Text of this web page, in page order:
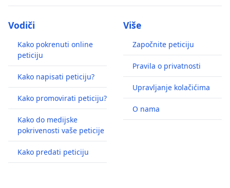
Vodiči
Kako pokrenuti online
peticiju
Kako napisati peticiju?
Kako promovirati peticiju?
Kako do medijske
pokrivenosti vaše peticije
Kako predati peticiju
Više
Započnite peticiju
Pravila o privatnosti
Upravljanje kolačićima
O nama